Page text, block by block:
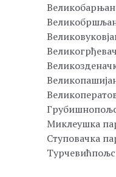
Миклеушка
Ступовачка